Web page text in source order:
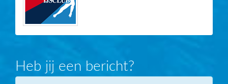
Heb jij een bericht?